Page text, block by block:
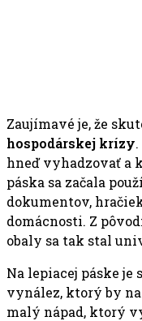
Zaujímavé je, že
hospodárskej krízy
hneď vyhadzovať a
páska sa začala
dokumentov,
domácnosti. Z
obaly sa tak stal
Na lepiacej páske je
vynález, ktorý by
malý nápad, ktorý